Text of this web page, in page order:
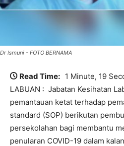
Dr Ismuni - FOTO BERNAMA
Read Time: 1 Minute, 19
LABUAN : Jabatan Kesihatan
pemantauan ketat terhadap
standard (SOP) berikutan
persekolahan bagi membantu
penularan COVID-19 dalam